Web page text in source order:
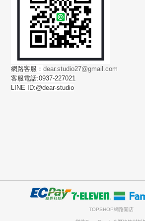
網路客服：dear.studio27@gmail.com
客服電話:0937-227021
LINE ID:@dear-studio
TOPSHOP網路開店